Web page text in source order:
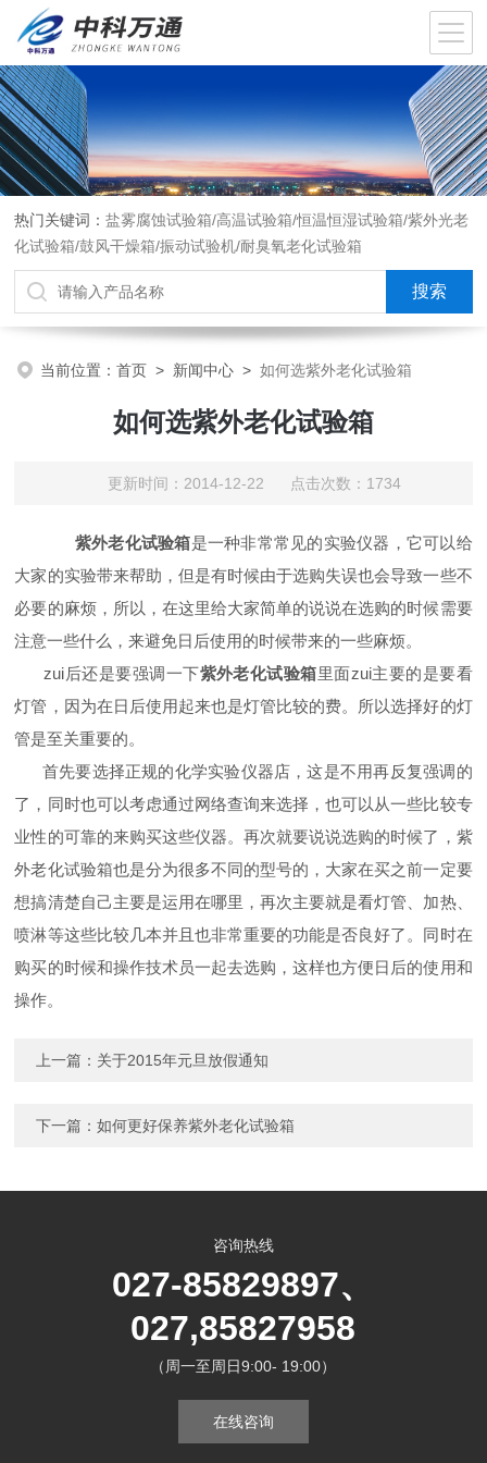
热门关键词：盐雾腐蚀试验箱/高温试验箱/恒温恒湿试验箱/紫外光老
化试验箱/鼓风干燥箱/振动试验机/耐臭氧老化试验箱
当前位置：首页 > 新闻中心 >如何选紫外老化试验箱
如何选紫外老化试验箱
更新时间：2014-12-22 点击次数：1734
紫外老化试验箱是一种非常常见的实验仪器，它可以给
大家的实验带来帮助，但是有时候由于选购失误也会导致一些不
必要的麻烦，所以，在这里给大家简单的说说在选购的时候需要
注意一些什么，来避免日后使用的时候带来的一些麻烦。
zui后还是要强调一下紫外老化试验箱里面zui主要的是要看
灯管，因为在日后使用起来也是灯管比较的费。所以选择好的灯
管是至关重要的。
首先要选择正规的化学实验仪器店，这是不用再反复强调的
了，同时也可以考虑通过网络查询来选择，也可以从一些比较专
业性的可靠的来购买这些仪器。再次就要说说选购的时候了，紫
外老化试验箱也是分为很多不同的型号的，大家在买之前一定要
想搞清楚自己主要是运用在哪里，再次主要就是看灯管、加热、
喷淋等这些比较几本并且也非常重要的功能是否良好了。同时在
购买的时候和操作技术员一起去选购，这样也方便日后的使用和
操作。
上一篇： 关于2015年元旦放假通知
下一篇：如何更好保养紫外老化试验箱
咨询热线
027-85829897、
027,85827958
（周一至周日9:00- 19:00）
在线咨询